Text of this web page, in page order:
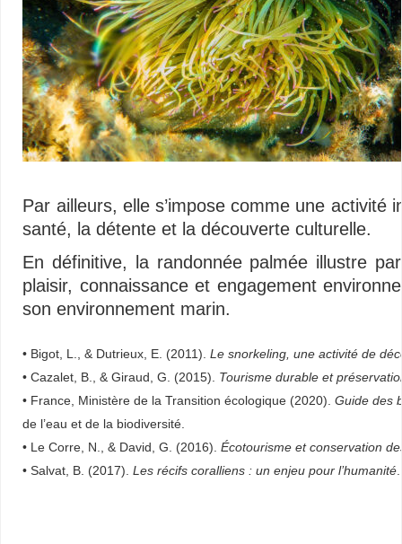
Par ailleurs, elle s’impose comme une
santé, la détente et la découverte culturelle.
En définitive, la randonnée palmée illustre
plaisir, connaissance et engagement
son environnement marin.
• Bigot, L., & Dutrieux, E. (2011).Le snorkeling, une activité de
• Cazalet, B., & Giraud, G. (2015). Tourisme durable et
• France, Ministère de la Transition écologique (2020).Guide des
de l’eau et de la biodiversité.
• Le Corre, N., & David, G. (2016).Écotourisme et conservation
• Salvat, B. (2017).Les récifs coralliens : un enjeu pour l’humanité